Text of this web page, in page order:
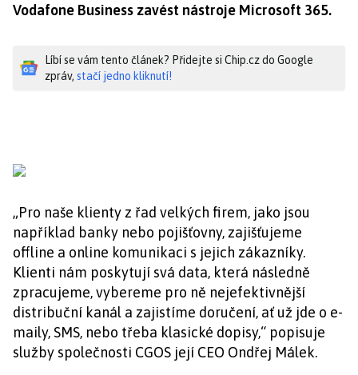
Vodafone Business zavést nástroje Microsoft 365.
Líbí se vám tento článek? Přidejte si Chip.cz do Google
zpráv, stačí jedno kliknutí!
„Pro naše klienty z řad velkých firem, jako jsou
například banky nebo pojišťovny, zajišťujeme
offline a online komunikaci s jejich zákazníky.
Klienti nám poskytují svá data, která následně
zpracujeme, vybereme pro ně nejefektivnější
distribuční kanál a zajistíme doručení, ať už jde o e-
maily, SMS, nebo třeba klasické dopisy,“ popisuje
služby společnosti CGOS její CEO Ondřej Málek.